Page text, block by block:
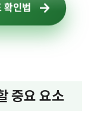
확인법
중요 요소